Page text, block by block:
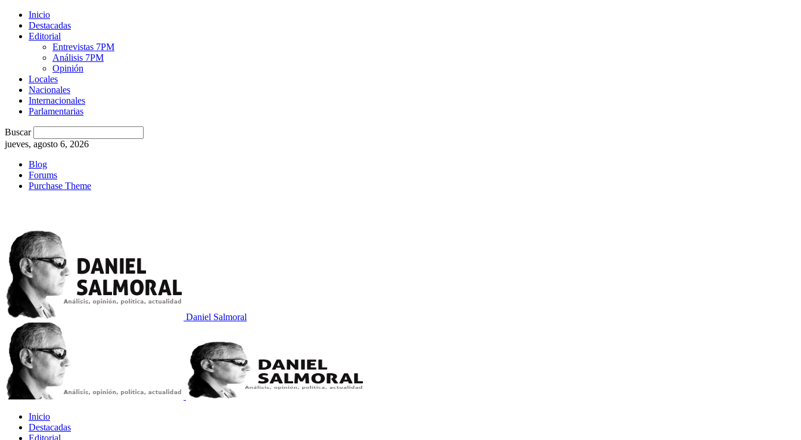
Inicio
Destacadas
Editorial
Entrevistas 7PM
Análisis 7PM
Opinión
Locales
Nacionales
Internacionales
Parlamentarias
Buscar
jueves, agosto 6, 2026
Blog
Forums
Purchase Theme
Daniel Salmoral
Inicio
Destacadas
Editorial